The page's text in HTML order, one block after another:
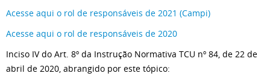
Acesse aqui o rol de responsáveis de 2021 (Campi)
Acesse aqui o rol de responsáveis de 2020
Inciso IV do Art. 8º da Instrução Normativa TCU nº 84, de 22 de
abril de 2020, abrangido por este tópico: